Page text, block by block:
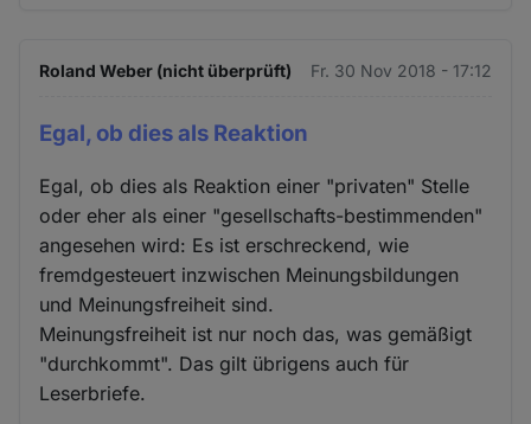
Roland Weber (nicht überprüft) Fr. 30 Nov 2018 - 17:12
Egal, ob dies als Reaktion
Egal, ob dies als Reaktion einer "privaten" Stelle
oder eher als einer "gesellschafts-bestimmenden"
angesehen wird: Es ist erschreckend, wie
fremdgesteuert inzwischen Meinungsbildungen
und Meinungsfreiheit sind.
Meinungsfreiheit ist nur noch das, was gemäßigt
"durchkommt". Das gilt übrigens auch für
Leserbriefe.